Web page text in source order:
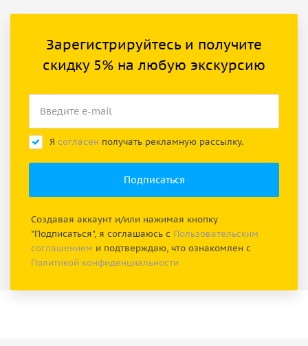
Зарегистрируйтесь и получите
скидку 5% на любую экскурсию
Я согласен получать рекламную рассылку.
Создавая аккаунт и/или нажимая кнопку
"Подписаться", я соглашаюсь с Пользовательским
соглашением и подтверждаю, что ознакомлен с
Политикой конфиденциальности